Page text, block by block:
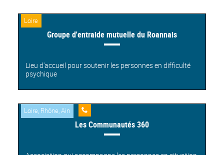
Loire
Groupe d'entraide mutuelle du Roannais
Lieu d'accueil pour soutenir les personnes en difficulté
psychique
Loire, Rhône, Ain
Ligne
d'écoute
Les Communautés 360